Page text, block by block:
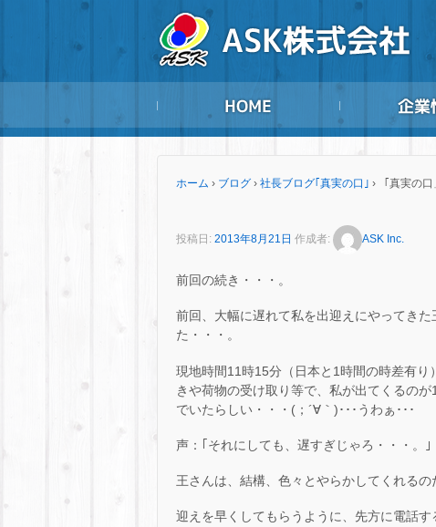
ホーム › ブログ › 社長ブログ｢真実の口｣ › 「真実の
投稿日: 2013年8月21日 作成者: ASK Inc.
前回の続き・・・。
前回、大幅に遅れて私を出迎えにやってき
た・・・。
現地時間11時15分（日本と1時間の時差有
きや荷物の受け取り等で、私が出てくるの
でいたらしい・・・(；´∀｀)･･･うわぁ･･･
声：｢それにしても、遅すぎじゃろ・・・。｣
王さんは、結構、色々とやらかしてくれるの
迎えを早くしてもらうように、先方に電話